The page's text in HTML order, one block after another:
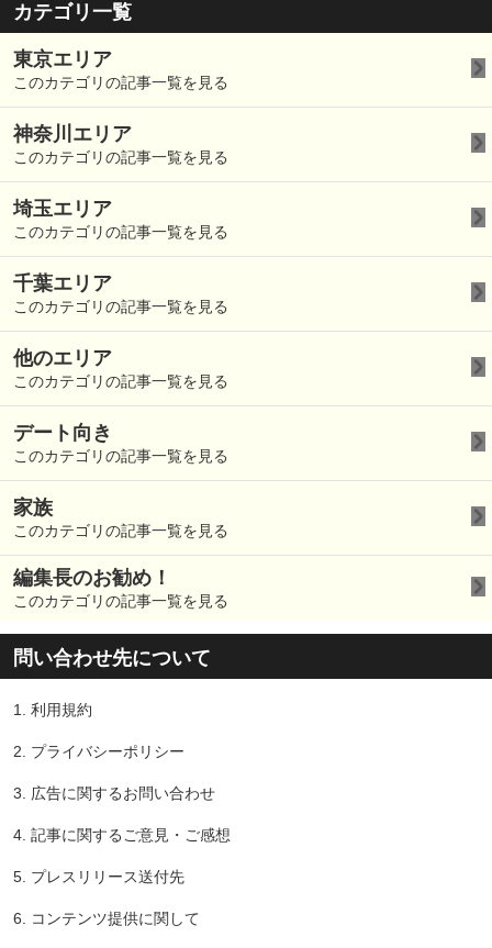
カテゴリ一覧
東京エリア
このカテゴリの記事一覧を見る
神奈川エリア
このカテゴリの記事一覧を見る
埼玉エリア
このカテゴリの記事一覧を見る
千葉エリア
このカテゴリの記事一覧を見る
他のエリア
このカテゴリの記事一覧を見る
デート向き
このカテゴリの記事一覧を見る
家族
このカテゴリの記事一覧を見る
編集長のお勧め！
このカテゴリの記事一覧を見る
問い合わせ先について
1. 利用規約
2. プライバシーポリシー
3. 広告に関するお問い合わせ
4. 記事に関するご意見・ご感想
5. プレスリリース送付先
6. コンテンツ提供に関して